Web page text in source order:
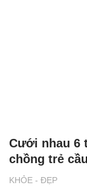
KHỎE - ĐẸP
Cưới nhau 6
chồng trẻ